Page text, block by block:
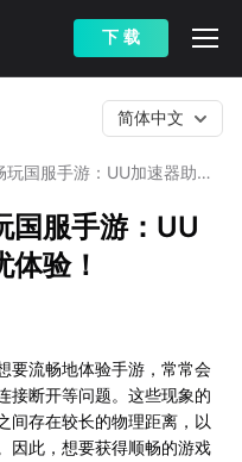
下 载
国服手游：UU加速器助你
简体中文
国服手游：UU
验！
要流畅地体验手游，常常会
接断开等问题。这些现象的
间存在较长的物理距离，以
因此，想要获得顺畅的游戏